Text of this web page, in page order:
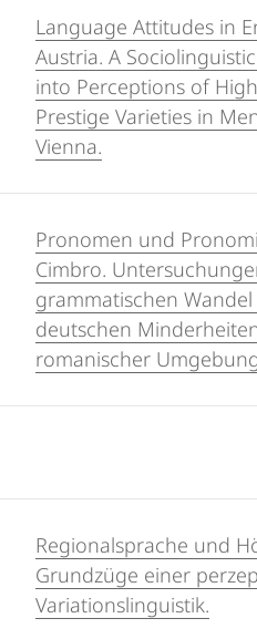
Language Attitudes in
Austria. A
into Perceptions of
Prestige Varieties in
Vienna.
Pronomen und
Cimbro.
grammatischen
deutschen
romanischer
Regionalsprache und
Grundzüge einer
Variationslinguistik.